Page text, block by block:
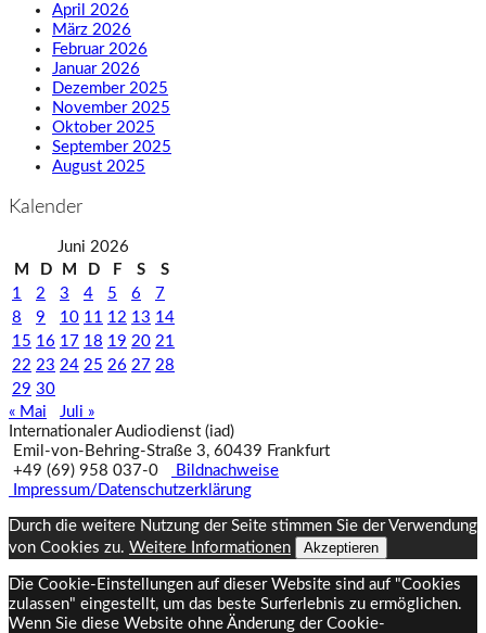
April 2026
März 2026
Februar 2026
Januar 2026
Dezember 2025
November 2025
Oktober 2025
September 2025
August 2025
Kalender
Juni 2026
M
D M D F S
S
1
2 3 4 5 6
7
8
9 10 11 12 13 14
15 16 17 18 19 20 21
22 23 24 25 26 27 28
29 30
« Mai
Juli »
Internationaler Audiodienst (iad)
Emil‑von‑Behring‑Straße 3, 60439 Frankfurt
+49 (69) 958 037‑0
Bildnachweise
Impressum/Datenschutzerklärung
Durch die weitere Nutzung der Seite stimmen Sie der Verwendung
von Cookies zu. Weitere Informationen Akzeptieren
Die Cookie-Einstellungen auf dieser Website sind auf "Cookies
zulassen" eingestellt, um das beste Surferlebnis zu ermöglichen.
Wenn Sie diese Website ohne Änderung der Cookie-